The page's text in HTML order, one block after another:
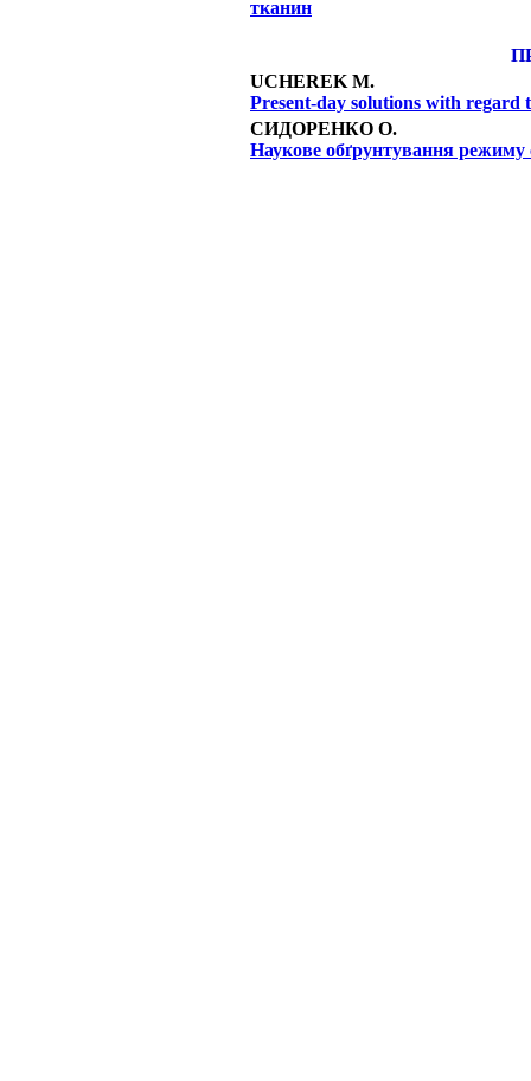
тканин
UCHEREK M.
Present-day solutions with regard
СИДОРЕНКО О.
Наукове обґрунтування режиму